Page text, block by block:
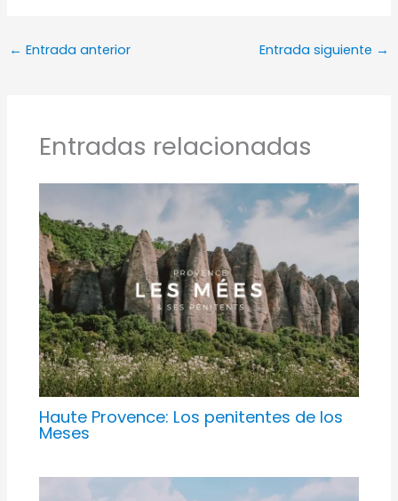
← Entrada anterior Entrada siguiente →
Entradas relacionadas
Haute Provence: Los penitentes de los
Meses